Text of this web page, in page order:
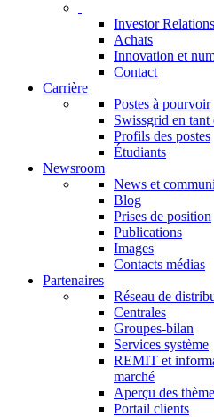
Investor Relations
Achats
Innovation et
Contact
Carrière
Postes à pourvoir
Swissgrid en tant
Profils des postes
Étudiants
Newsroom
News et
Blog
Prises de position
Publications
Images
Contacts médias
Partenaires
Réseau de
Centrales
Groupes-bilan
Services système
REMIT et
marché
Aperçu des
Portail clients